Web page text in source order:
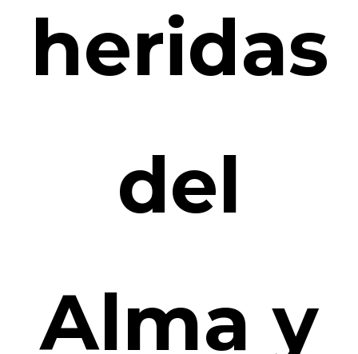
heridas
del
Alma y